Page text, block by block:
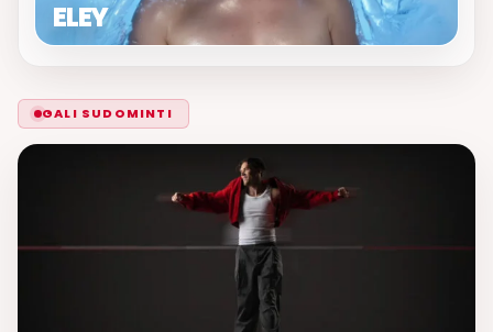
ELEY
GALI SUDOMINTI